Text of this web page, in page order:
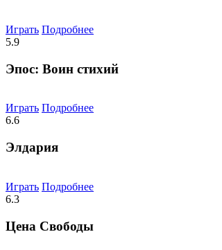
Играть Подробнее
5.9
Эпос: Воин стихий
Играть Подробнее
6.6
Элдария
Играть Подробнее
6.3
Цена Свободы